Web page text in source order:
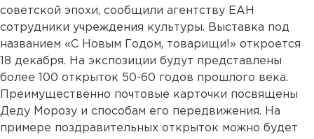
советской эпохи, сообщили агентству ЕАН
сотрудники учреждения культуры. Выставка под
названием «С Новым Годом, товарищи!» откроется
18 декабря. На экспозиции будут представлены
более 100 открыток 50-60 годов прошлого века.
Преимущественно почтовые карточки посвящены
Деду Морозу и способам его передвижения. На
примере поздравительных открыток можно будет